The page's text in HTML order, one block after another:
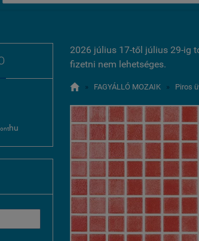
hu
2026 július 17-től július 29-ig
fizetni nem lehetséges.
 » FAGYÁLLÓ MOZAIK » Piros